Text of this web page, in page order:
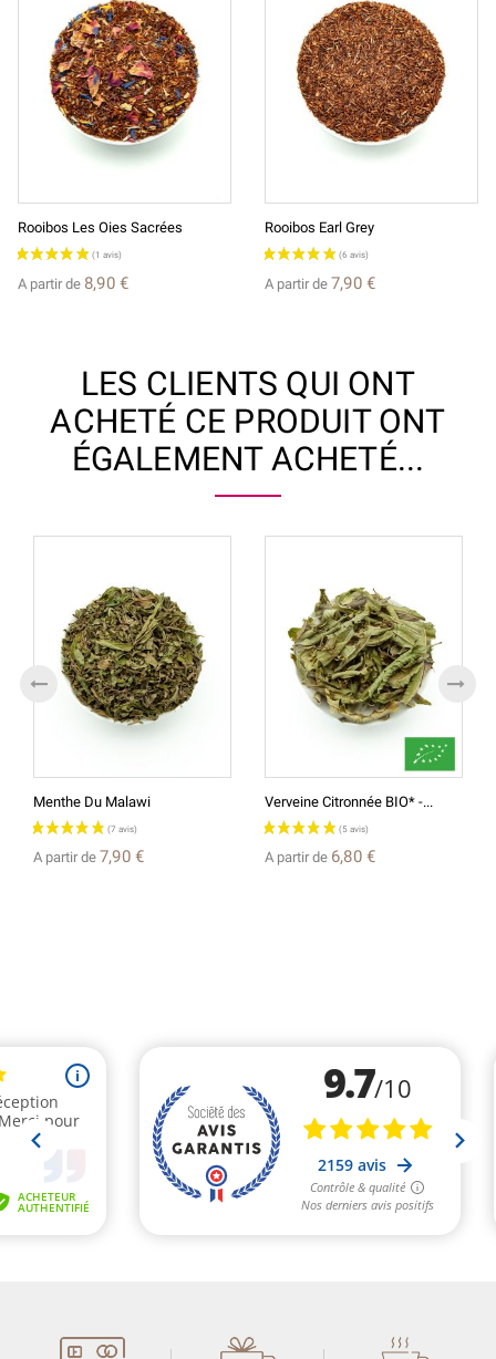
Rooibos Les Oies Sacrées
A partir de 8,90 €
Rooibos Earl Grey
A partir de 7,90 €
LES CLIENTS QUI ONT
ACHETÉ CE PRODUIT ONT
ÉGALEMENT ACHETÉ...
Menthe Du Malawi
A partir de 7,90 €
Verveine Citronnée BIO* -...
A partir de 6,80 €